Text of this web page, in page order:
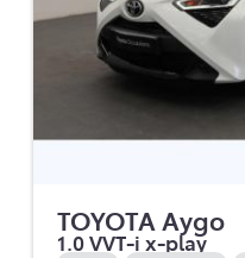
TOYOTA Aygo
1.0 VVT-i x-play